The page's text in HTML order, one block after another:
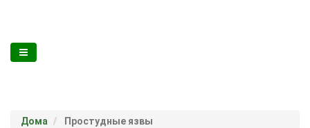
Дома Простудные язвы